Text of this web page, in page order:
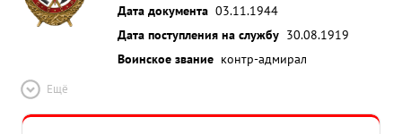
Дата документа 03.11.1944
Дата поступления на службу 30.08.1919
Воинское звание контр-адмирал
Ещё